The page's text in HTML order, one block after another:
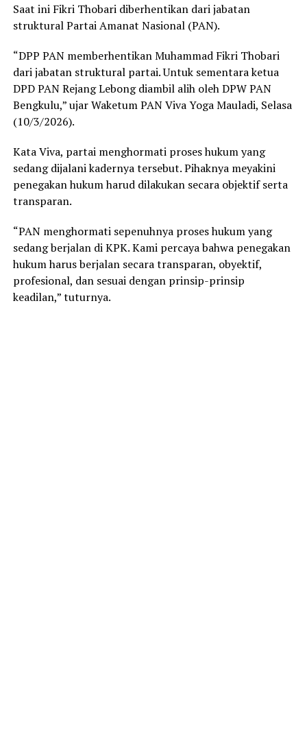
Saat ini Fikri Thobari diberhentikan dari jabatan
struktural Partai Amanat Nasional (PAN).
“DPP PAN memberhentikan Muhammad Fikri Thobari
dari jabatan struktural partai. Untuk sementara ketua
DPD PAN Rejang Lebong diambil alih oleh DPW PAN
Bengkulu,” ujar Waketum PAN Viva Yoga Mauladi, Selasa
(10/3/2026).
Kata Viva, partai menghormati proses hukum yang
sedang dijalani kadernya tersebut. Pihaknya meyakini
penegakan hukum harud dilakukan secara objektif serta
transparan.
“PAN menghormati sepenuhnya proses hukum yang
sedang berjalan di KPK. Kami percaya bahwa penegakan
hukum harus berjalan secara transparan, obyektif,
profesional, dan sesuai dengan prinsip-prinsip
keadilan,” tuturnya.